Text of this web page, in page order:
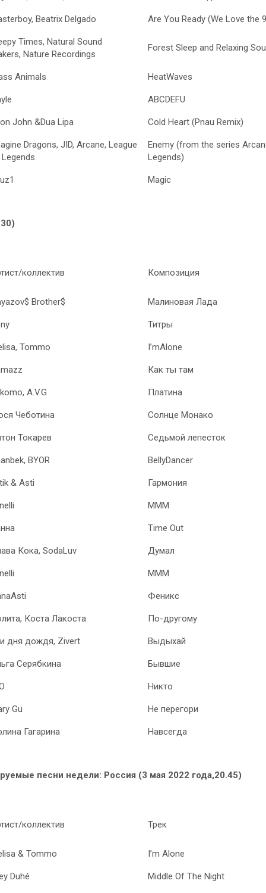
Beatrix Delgado Are You Ready (We Love the
Times, Natural Sound
Nature Recordings
Forest Sleep and Relaxing
Animals HeatWaves
ABCDEFU
John &Dua Lipa Cold Heart (Pnau Remix)
Dragons, JID, Arcane, League
Enemy (from the series
Legends)
Magic
коллектив Композиция
Brother$ Малиновая Лада
Титры
Tommo I’mAlone
Как ты там
A.V.G Платина
Чеботина Солнце Монако
Токарев Седьмой лепесток
BYOR BellyDancer
& Asti Гармония
MMM
Time Out
Кока, SodaLuv Думал
MMM
Феникс
Коста Лакоста По-другому
дня дождя, Zivert Выдыхай
Серябкина Бывшие
Никто
Gu Не перегори
Гагарина Навсегда
песни недели: Россия (3 мая 2022 года,20.45)
коллектив Трек
& Tommo I’m Alone
Duhé Middle Of The Night